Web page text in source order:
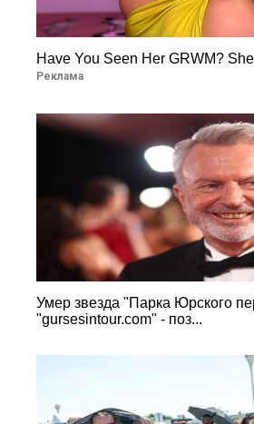
Have You Seen Her GRWM?
Реклама
Умер звезда "Парка Юрского
"gursesintour.com" - поз...